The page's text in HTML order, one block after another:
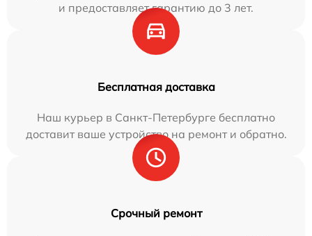
и предоставляет гарантию до 3 лет.
Бесплатная доставка
Наш курьер в Санкт-Петербурге бесплатно
доставит ваше устройство на ремонт и обратно.
Срочный ремонт